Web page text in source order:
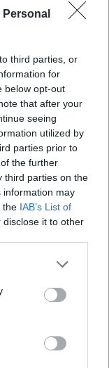
third parties, or
for
below opt-out
that after your
seeing
utilized by
parties prior to
the further
third parties on the
information may
the IAB’s List of
it to other
AUTHOR
Santé
Ménopause précoce : le
risque accru
d’hypertension à ne pas
dont l’un